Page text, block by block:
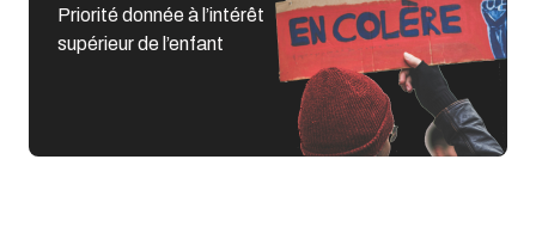
Priorité donnée à l’intérêt
supérieur de l’enfant